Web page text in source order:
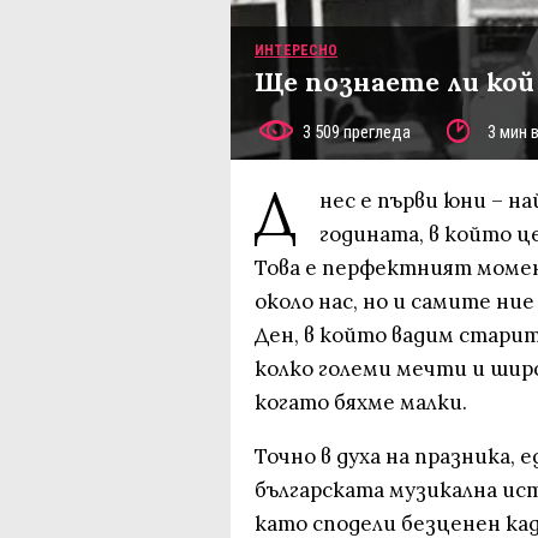
ИНТЕРЕСНО
Ще познаете ли
3 509 прегледа 3 мин
Д
нес е първи юни –
годината, в който
Това е перфектният
около нас, но и самите
Ден, в който вадим
колко големи мечти и
когато бяхме малки.
Точно в духа на празника,
българската музикална
като сподели безценен